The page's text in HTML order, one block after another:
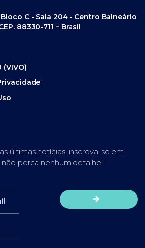
Bloco C - Sala 204 - Centro Balneário
88330-711 – Brasil
(VIVO)
últimas notícias, inscreva-se em
perca nenhum detalhe!